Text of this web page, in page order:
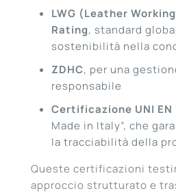
LWG (Leather
Rating, standard
sostenibilità nella
ZDHC, per una
responsabile
Certificazione UNI EN
Made in Italy”, che
la tracciabilità della
Queste certificazioni
approccio strutturato e